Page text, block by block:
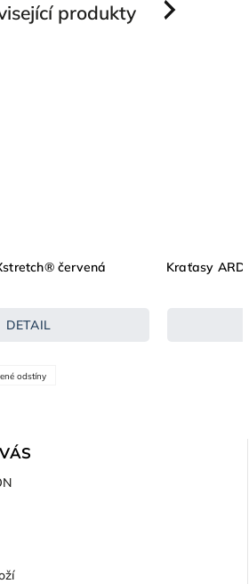
produkty
červená
DETAIL
odstíny
Kraťasy
Next